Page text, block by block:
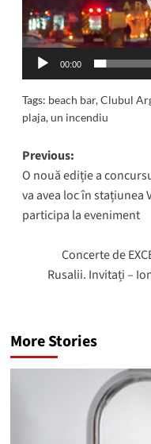
00:00
Tags: beach bar,Clubul
plaja,un incendiu
Post
navigation
Previous:
O nouă ediție a
va avea loc în stațiunea
participa la eveniment
Concerte de
Rusalii. Invitați –
More Stories